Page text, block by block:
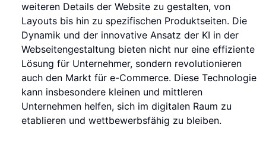
weiteren Details der Website zu gestalten, von
Layouts bis hin zu spezifischen Produktseiten. Die
Dynamik und der innovative Ansatz der KI in der
Webseitengestaltung bieten nicht nur eine effiziente
Lösung für Unternehmer, sondern revolutionieren
auch den Markt für e-Commerce. Diese Technologie
kann insbesondere kleinen und mittleren
Unternehmen helfen, sich im digitalen Raum zu
etablieren und wettbewerbsfähig zu bleiben.